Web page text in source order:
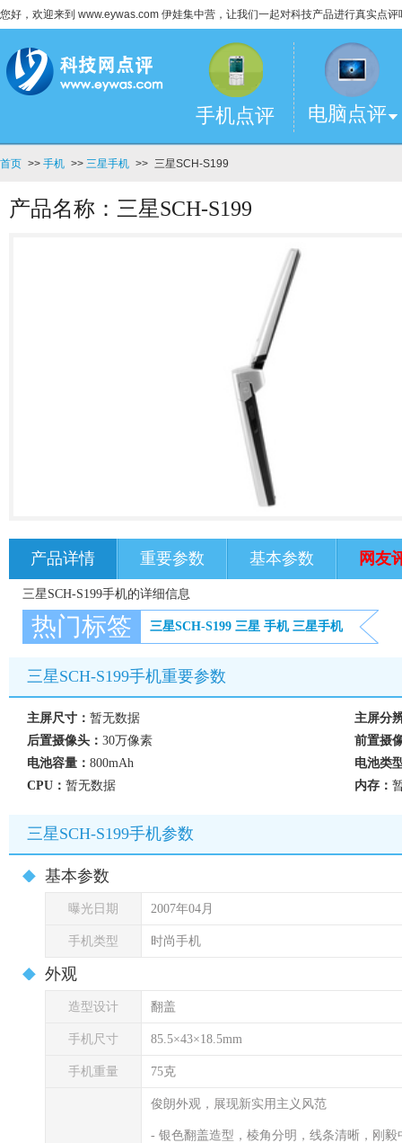
您好，欢迎来到 www.eywas.com 伊娃集中营，让我们一起对科技产品进行真实点评
手机点评 电脑点评
首页 >> 手机 >> 三星手机 >> 三星SCH-S199
产品名称：三星SCH-S199
产品详情 重要参数 基本参数 网友
三星SCH-S199手机的详细信息
热门标签 三星SCH-S199 三星 手机 三星手机
三星SCH-S199手机重要参数
主屏尺寸： 暂无数据
主屏分
后置摄像头： 30万像素
前置摄
电池容量： 800mAh
电池类
CPU： 暂无数据 内存：
三星SCH-S199手机参数
基本参数
曝光日期 2007年04月
手机类型 时尚手机
外观
造型设计 翻盖
手机尺寸 85.5×43×18.5mm
手机重量 75克
俊朗外观，展现新实用主义风范
- 银色翻盖造型，棱角分明，线条清晰，刚毅